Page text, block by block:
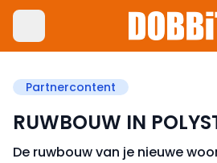
Partnercontent
RUWBOUW IN
De ruwbouw van je nieuwe